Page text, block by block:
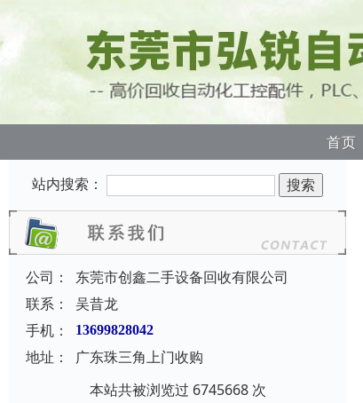
首页
站内搜索：
公司：
东莞市创鑫二手设备回收有限公司
联系：
吴昔龙
手机：
13699828042
地址：
广东珠三角上门收购
本站共被浏览过 6745668 次